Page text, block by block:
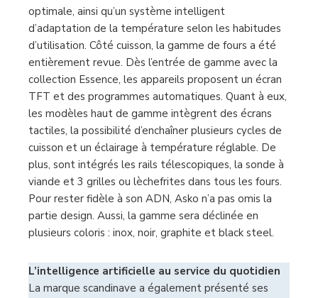
optimale, ainsi qu’un système intelligent
d’adaptation de la température selon les habitudes
d’utilisation. Côté cuisson, la gamme de fours a été
entièrement revue. Dès l’entrée de gamme avec la
collection Essence, les appareils proposent un écran
TFT et des programmes automatiques. Quant à eux,
les modèles haut de gamme intègrent des écrans
tactiles, la possibilité d’enchaîner plusieurs cycles de
cuisson et un éclairage à température réglable. De
plus, sont intégrés les rails télescopiques, la sonde à
viande et 3 grilles ou lèchefrites dans tous les fours.
Pour rester fidèle à son ADN, Asko n’a pas omis la
partie design. Aussi, la gamme sera déclinée en
plusieurs coloris : inox, noir, graphite et black steel.
L’intelligence artificielle au service du quotidien
La marque scandinave a également présenté ses